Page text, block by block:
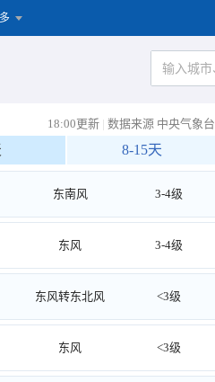
18:00更新 | 数据来源 中央气象台
8-15天
东南风 3-4级
东风 3-4级
东风转东北风 <3级
东风 <3级